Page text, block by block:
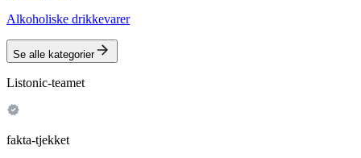
Alkoholiske drikkevarer
Se alle kategorier
Listonic-teamet
fakta-tjekket